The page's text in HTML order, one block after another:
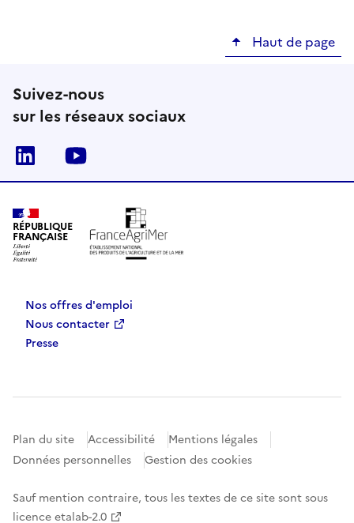
Haut de page
Suivez-nous
sur les réseaux sociaux
Linkedin
RÉPUBLIQUE
FRANÇAISE
Nos offres d'emploi
Nous contacter
Presse
Plan du site Accessibilité
Mentions légales
Données personnelles
Gestion des cookies
Sauf mention contraire, tous les textes de ce site sont sous
licence etalab-2.0